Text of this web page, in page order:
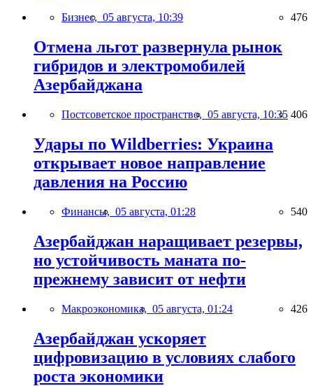
Бизнес, 05 августа, 10:39 476
Отмена льгот развернула рынок
гибридов и электромобилей
Азербайджана
Постсоветское пространство, 05 августа, 10:35 406
Удары по Wildberries: Украина
открывает новое направление
давления на Россию
Финансы, 05 августа, 01:28 540
Азербайджан наращивает резервы,
но устойчивость маната по-
прежнему зависит от нефти
Макроэкономика, 05 августа, 01:24 426
Азербайджан ускоряет
цифровизацию в условиях слабого
роста экономики